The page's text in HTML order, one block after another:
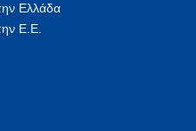
Ελλάδα
Ε.Ε.